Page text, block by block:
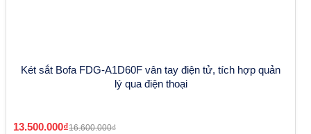
Két sắt Bofa FDG-A1D60F vân tay điện tử, tích hợp quản
lý qua điện thoại
13.500.000₫16.600.000₫